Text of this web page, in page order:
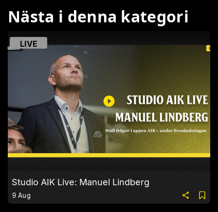
Nästa i denna kategori
LIVE
Studio AIK Live: Manuel Lindberg
9 Aug